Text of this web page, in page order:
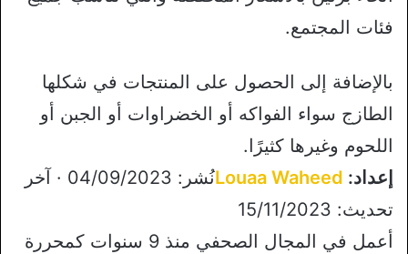
فئات المجتمع.
بالإضافة إلى الحصول على المنتجات في شكلها
الطازج سواء الفواكه أو الخضراوات أو الجبن أو
اللحوم وغيرها كثيرًا.
إعداد: Louaa Waheed
نُشر: 04/09/2023 · آخر
تحديث: 15/11/2023
أعمل في المجال الصحفي منذ 9 سنوات كمحررة